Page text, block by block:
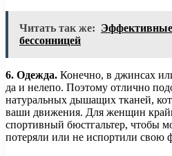
Читать так же:
бессонницей
6. Одежда. Конечно, в джинсах
да и нелепо. Поэтому отлично
натуральных дышащих тканей,
ваши движения. Для женщин
спортивный бюстгальтер, чтобы
потеряли или не испортили свою